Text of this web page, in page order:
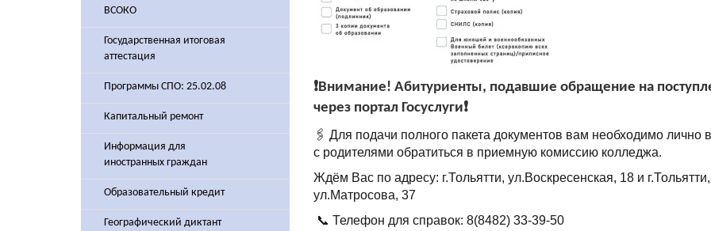
ВСОКО
Государственная итоговая
аттестация
Программы СПО: 25.02.08
Капитальный ремонт
Информация для
иностранных граждан
Образовательный кредит
Географический диктант
❗️Внимание! Абитуриенты, подавшие обращение на
через портал Госуслуги❗️
🖇️ Для подачи полного пакета документов вам необходимо лично
с родителями обратиться в приемную комиссию колледжа.
Ждём Вас по адресу: г.Тольятти, ул.Воскресенская, 18 и г.Тольятти,
ул.Матросова, 37
📞 Телефон для справок: 8(8482) 33-39-50